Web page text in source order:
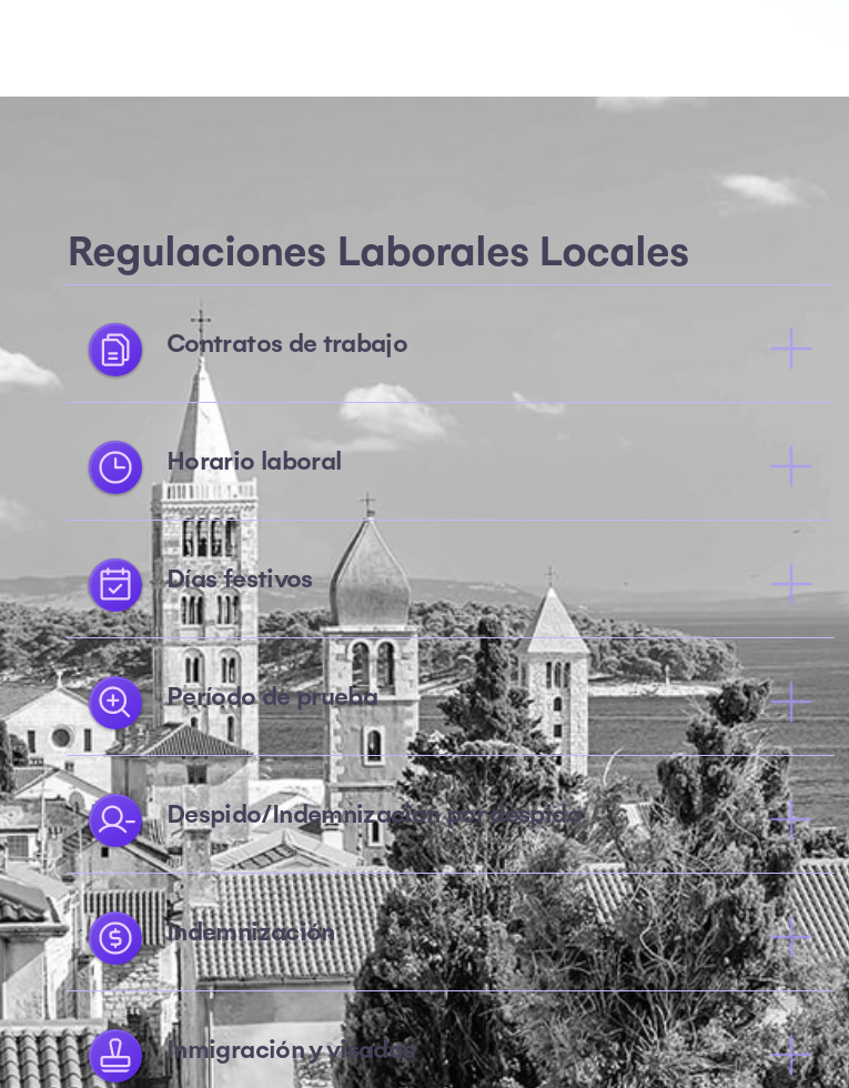
Regulaciones Laborales Locales
Contratos de trabajo
Horario laboral
Días festivos
Período de prueba
Despido/Indemnización por despido
Indemnización
Inmigración y visados